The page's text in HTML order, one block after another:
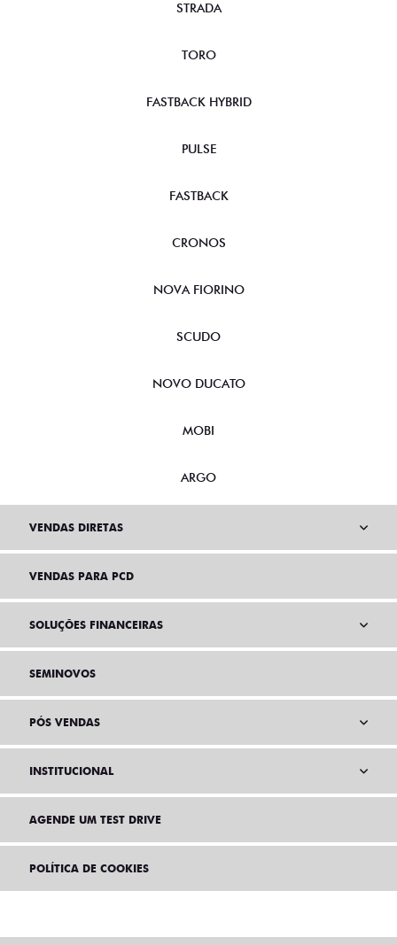
STRADA
TORO
FASTBACK HYBRID
PULSE
FASTBACK
CRONOS
NOVA FIORINO
SCUDO
NOVO DUCATO
MOBI
ARGO
VENDAS DIRETAS
VENDAS PARA PCD
SOLUÇÕES FINANCEIRAS
SEMINOVOS
PÓS VENDAS
INSTITUCIONAL
AGENDE UM TEST DRIVE
POLÍTICA DE COOKIES